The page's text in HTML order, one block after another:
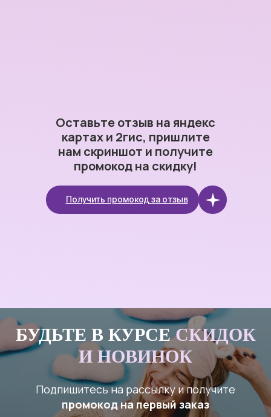
Оставьте отзыв на яндекс
картах и 2гис, пришлите
нам скриншот и получите
промокод на скидку!
Получить промокод за отзыв
БУДЬТЕ В КУРСЕСКИДОК
И НОВИНОК
Подпишитесь на рассылку и получите
промокод на первый заказ